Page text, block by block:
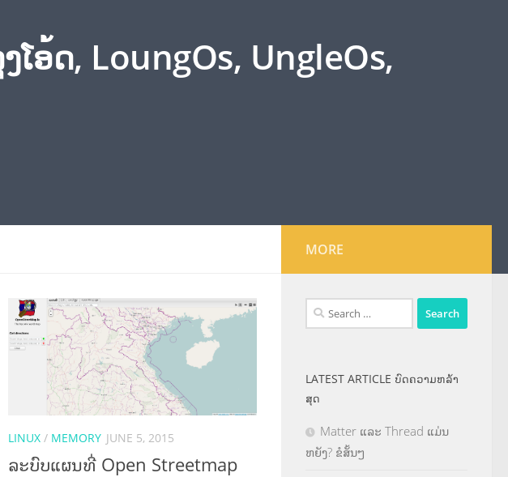
ໂອ້ດ, LoungOs, UngleOs,
LINUX / MEMORY JUNE 5, 2015
ລະບົບແຜນທີ່ Open Streetmap
MORE
Search
for:
LATEST ARTICLE ບົດຄວາມຫລ້າ
ສຸດ
Matter ແລະ Thread ແມ່ນ
ຫຍັງ? ຂໍສັ້ນໆ